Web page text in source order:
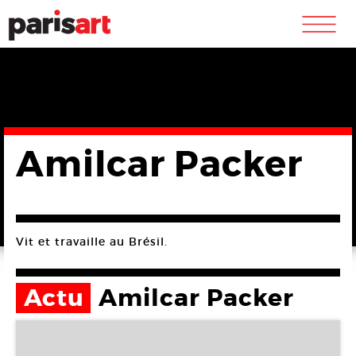
m
Amilcar Packer
Vit et travaille au Brésil.
Actu Amilcar Packer